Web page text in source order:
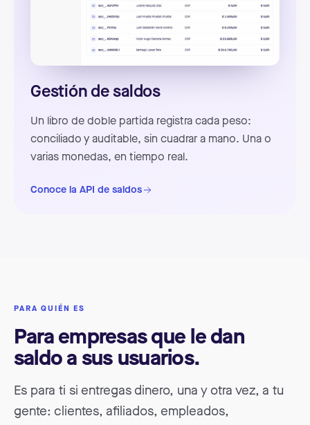
Gestión de saldos
Un libro de doble partida registra cada peso:
conciliado y auditable, sin cuadrar a mano. Una o
varias monedas, en tiempo real.
Conoce la API de saldos
PARA QUIÉN ES
Para empresas que le dan
saldo a sus usuarios.
Es para ti si entregas dinero, una y otra vez, a tu
gente: clientes, afiliados, empleados,